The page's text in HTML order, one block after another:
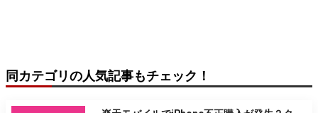
同カテゴリの人気記事もチェック！